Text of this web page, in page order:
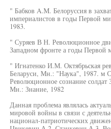
" Бабков A.M. Белоруссия в
империалистов в годы Первой
1983.
" Суряев В Н. Революционное
Западном фронте а годы
" Игнатенко И.М. Октябрьская
Беларуси, Мн.: "Наука", 1987. м
Революционное сознание солдат
Мн.: Знание, 1982
Данная проблема являлась
мировой войны в связи с
национал-патриотических